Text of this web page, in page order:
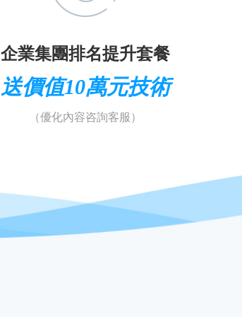
企業集團排名提升套餐
送價值10萬元技術
（優化內容咨詢客服）